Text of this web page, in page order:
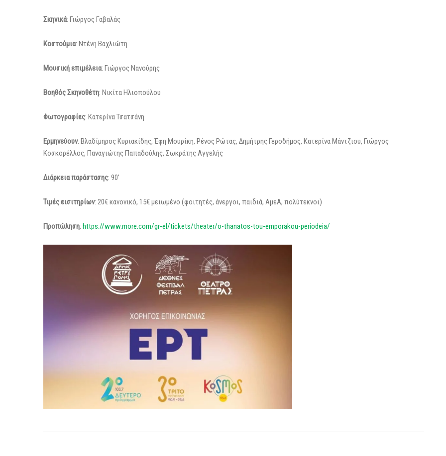
Σκηνικά: Γιώργος Γαβαλάς
Κοστούμια: Ντένη Βαχλιώτη
Μουσική επιμέλεια: Γιώργος Νανούρης
Βοηθός Σκηνοθέτη: Νικίτα Ηλιοπούλου
Φωτογραφίες: Κατερίνα Τσατσάνη
Ερμηνεύουν: Βλαδίμηρος Κυριακίδης, Έφη Μουρίκη, Ρένος Ρώτας, Δημήτρης Γεροδήμος, Κατερίνα Μάντζιου, Γιώργος
Κοσκορέλλος, Παναγιώτης Παπαδούλης, Σωκράτης Αγγελής
Διάρκεια παράστασης: 90’
Τιμές εισιτηρίων: 20€ κανονικό, 15€ μειωμένο (φοιτητές, άνεργοι, παιδιά, ΑμεΑ, πολύτεκνοι)
Προπώληση: https://www.more.com/gr-el/tickets/theater/o-thanatos-tou-emporakou-periodeia/